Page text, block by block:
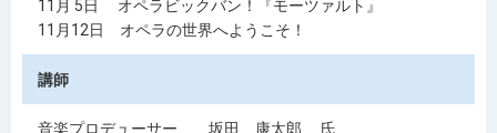
11月 5日 オペラビックバン！『モーツァルト』
11月12日 オペラの世界へようこそ！
講師
音楽プロデューサー 坂田 康太郎 氏